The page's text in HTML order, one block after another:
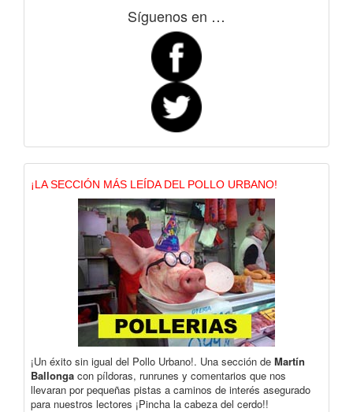
Síguenos en …
¡LA SECCIÓN MÁS LEÍDA DEL POLLO URBANO!
¡Un éxito sin igual del Pollo Urbano!. Una sección de Martín
Ballonga con píldoras, runrunes y comentarios que nos
llevaran por pequeñas pistas a caminos de interés asegurado
para nuestros lectores ¡Pincha la cabeza del cerdo!!